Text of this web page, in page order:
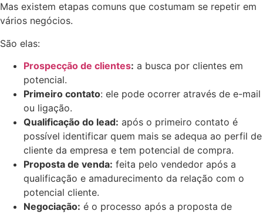
Mas existem etapas comuns que costumam se repetir em
vários negócios.
São elas:
Prospecção de clientes: a busca por clientes em
potencial.
Primeiro contato: ele pode ocorrer através de e-mail
ou ligação.
Qualificação do lead: após o primeiro contato é
possível identificar quem mais se adequa ao perfil de
cliente da empresa e tem potencial de compra.
Proposta de venda: feita pelo vendedor após a
qualificação e amadurecimento da relação com o
potencial cliente.
Negociação: é o processo após a proposta de